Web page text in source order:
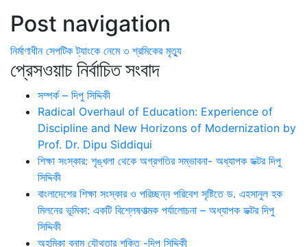
Post navigation
নির্মাণাধীন সেপটিক ট্যাংকে নেমে ৩ শ্রমিকের মৃত্যু
প্রেসওয়াচ নির্বাচিত সংবাদ
সম্পর্ক – দিপু সিদ্দিকী
Radical Overhaul of Education: Experience of
Discipline and New Horizons of Modernization by
Prof. Dr. Dipu Siddiqui
শিক্ষা সংস্কার: শৃঙ্খলা থেকে অগ্রগতির সম্ভাবনা- অধ্যাপক ডক্টর দিপু
সিদ্দিকী
বাংলাদেশের শিক্ষা সংস্কার ও পরিচ্ছন্ন পরিবেশ সৃষ্টিতে ড. এহসানুল হক
মিলনের ভূমিকা: একটি বিশ্লেষণাত্মক পর্যালোচনা – অধ্যাপক ডক্টর দিপু
সিদ্দিকী
অহমিকা বনাম যৌথতার শক্তি -দিপু সিদ্দিকী